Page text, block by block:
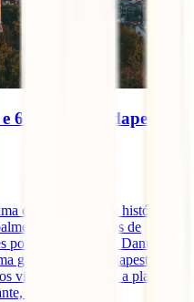
6 dias em Budapeste
cidade repleta de história,
para amantes de
pontes sobre o Rio Danúbio,
gastronomia, Budapeste
viajantes. Se estás a planear
quer tenhas [...]